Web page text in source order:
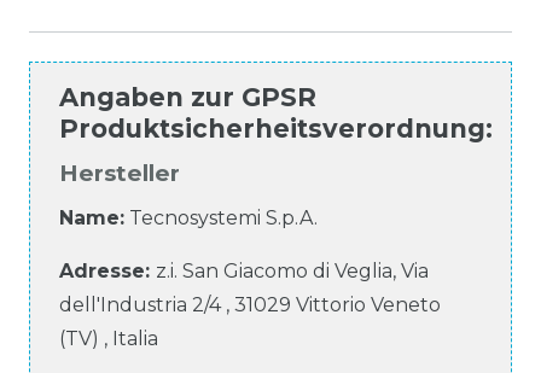
Angaben zur GPSR
Produktsicherheitsverordnung:
Hersteller
Name: Tecnosystemi S.p.A.
Adresse: z.i. San Giacomo di Veglia, Via
dell'Industria 2/4, 31029 Vittorio Veneto
(TV) , Italia